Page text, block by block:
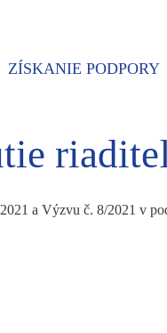
ZÍSKANIE PODPORY
a Výzvu č. 8/2021 v